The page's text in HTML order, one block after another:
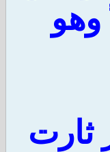
وهو
ثارت